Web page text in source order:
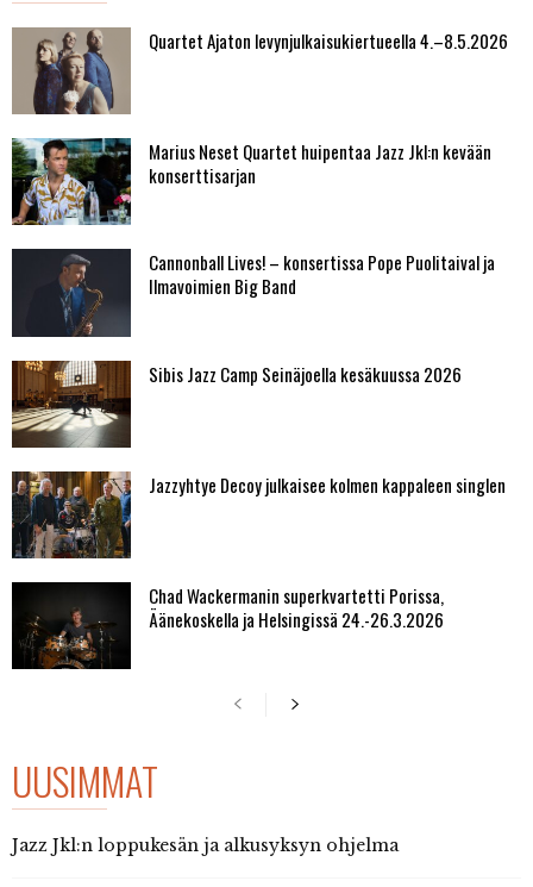
Quartet Ajaton levynjulkaisukiertueella 4.–8.5.2026
Marius Neset Quartet huipentaa Jazz Jkl:n kevään
konserttisarjan
Cannonball Lives! – konsertissa Pope Puolitaival ja
Ilmavoimien Big Band
Sibis Jazz Camp Seinäjoella kesäkuussa 2026
Jazzyhtye Decoy julkaisee kolmen kappaleen singlen
Chad Wackermanin superkvartetti Porissa,
Äänekoskella ja Helsingissä 24.-26.3.2026
UUSIMMAT
Jazz Jkl:n loppukesän ja alkusyksyn ohjelma